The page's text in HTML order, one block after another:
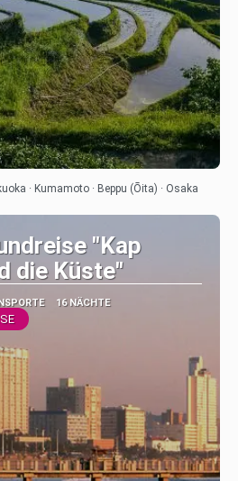
Sehen
· Kumamoto · Beppu (Ōita) · Osaka
"Kap
die Küste"
16 NÄCHTE